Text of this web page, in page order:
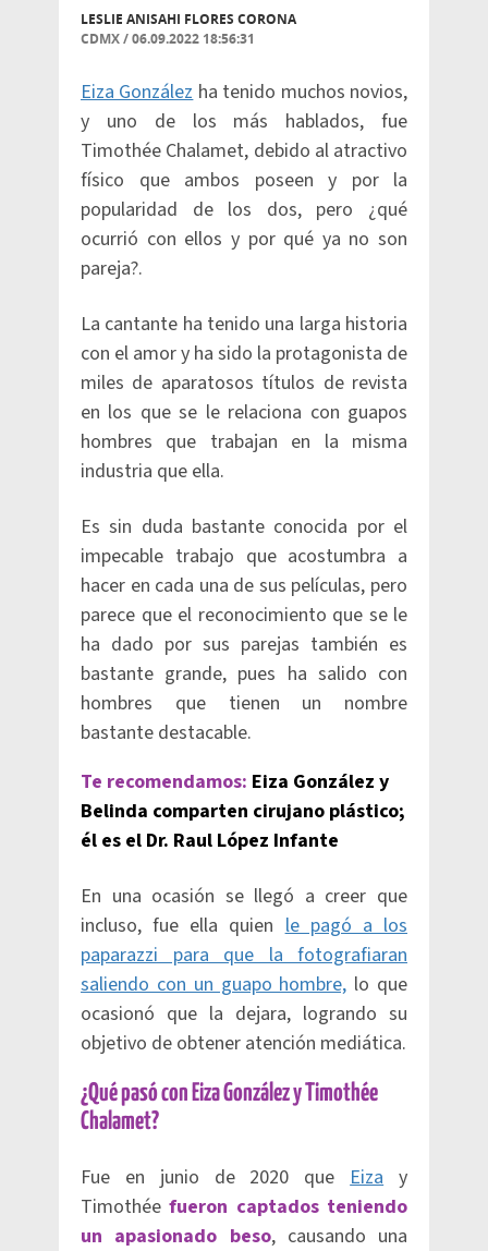
LESLIE ANISAHI FLORES CORONA
CDMX/06.09.2022 18:56:31
Eiza Gonzálezha tenido muchos novios,
y uno de los más hablados, fue
Timothée Chalamet, debido al atractivo
físico que ambos poseen y por la
popularidad de los dos, pero ¿qué
ocurrió con ellos y por qué ya no son
pareja?.
La cantante ha tenido una larga historia
con el amor y ha sido la protagonista de
miles de aparatosos títulos de revista
en los que se le relaciona con guapos
hombres que trabajan en la misma
industria que ella.
Es sin duda bastante conocida por el
impecable trabajo que acostumbra a
hacer en cada una de sus películas, pero
parece que el reconocimiento que se le
ha dado por sus parejas también es
bastante grande, pues ha salido con
hombres que tienen un nombre
bastante destacable.
Te recomendamos: Eiza González y
Belinda comparten cirujano plástico;
él es el Dr. Raul López Infante
En una ocasión se llegó a creer que
incluso, fue ella quienle pagó a los
paparazzi para que la fotografiaran
saliendo con un guapo hombre, lo que
ocasionó que la dejara, logrando su
objetivo de obtener atención mediática.
¿Qué pasó con Eiza González y Timothée
Chalamet?
Fue en junio de 2020 queEizay
Timothéefueron captados teniendo
un apasionado beso, causando una